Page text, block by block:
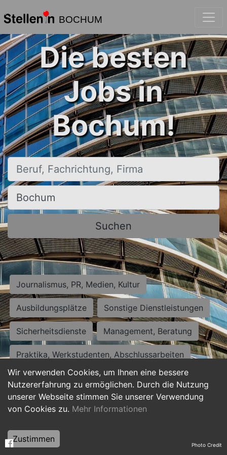
BOCHUM
Wir verwenden Cookies, um Ihnen eine bessere
Nutzererfahrung zu ermöglichen. Durch die Nutzung
unserer Webseite stimmen Sie unserer Verwendung
von Cookies zu. Mehr Informationen
Zustimmen
Die besten
Jobs in
Bochum!
Beruf, Fachrichtung, Firma
Ort, Stadt
Suchen
Journalismus, PR, Medien, Kultur
Ausbildungsplätze Sonstige Dienstleistungen
Sicherheitsdienste Management, Beratung
Praktika, Werkstudenten, Abschlussarbeiten
Personalwesen Assistenz, Sekretariat
Hilfskräfte, Aushilfs- und Nebenjobs
Weiterbildung, Studium, duale Ausbildung Photo Credit